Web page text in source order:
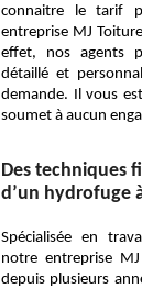
connaitre le tarif
entreprise MJ
effet, nos agents
détaillé et
demande. Il vous
soumet à aucun
Des techniques
d’un hydrofuge
Spécialisée en
notre entreprise
depuis plusieurs